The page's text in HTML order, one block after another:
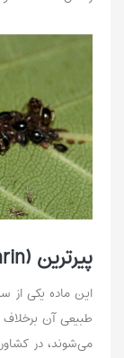
پیرترین (Pyrethrin)
این ماده یکی
طبیعی آن
می‌شوند،‌ در